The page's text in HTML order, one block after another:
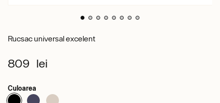
Rucsac universal excelent
809 lei
Culoarea